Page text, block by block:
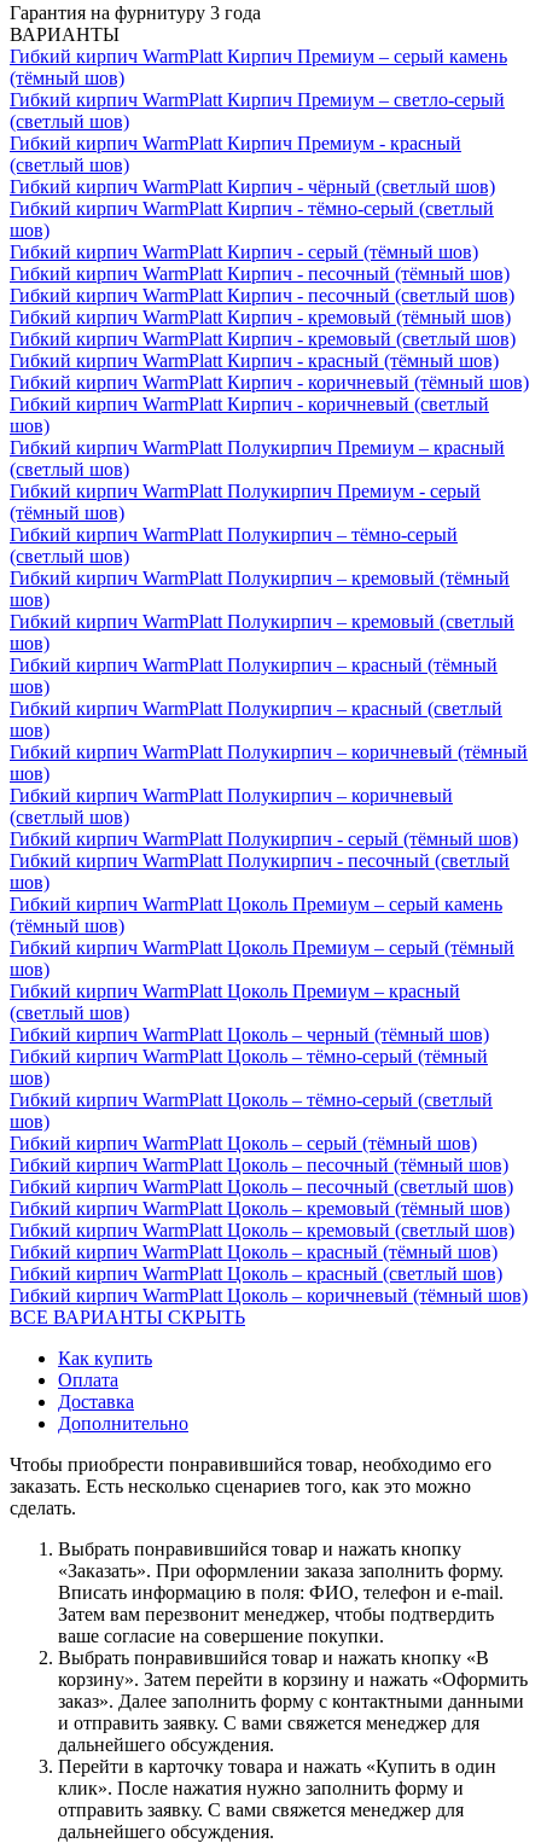
Гарантия на фурнитуру 3 года
ВАРИАНТЫ
Гибкий кирпич WarmPlatt Кирпич Премиум – серый камень
(тёмный шов)
Гибкий кирпич WarmPlatt Кирпич Премиум – светло-серый
(светлый шов)
Гибкий кирпич WarmPlatt Кирпич Премиум - красный
(светлый шов)
Гибкий кирпич WarmPlatt Кирпич - чёрный (светлый шов)
Гибкий кирпич WarmPlatt Кирпич - тёмно-серый (светлый
шов)
Гибкий кирпич WarmPlatt Кирпич - серый (тёмный шов)
Гибкий кирпич WarmPlatt Кирпич - песочный (тёмный шов)
Гибкий кирпич WarmPlatt Кирпич - песочный (светлый шов)
Гибкий кирпич WarmPlatt Кирпич - кремовый (тёмный шов)
Гибкий кирпич WarmPlatt Кирпич - кремовый (светлый шов)
Гибкий кирпич WarmPlatt Кирпич - красный (тёмный шов)
Гибкий кирпич WarmPlatt Кирпич - коричневый (тёмный шов)
Гибкий кирпич WarmPlatt Кирпич - коричневый (светлый
шов)
Гибкий кирпич WarmPlatt Полукирпич Премиум – красный
(светлый шов)
Гибкий кирпич WarmPlatt Полукирпич Премиум - серый
(тёмный шов)
Гибкий кирпич WarmPlatt Полукирпич – тёмно-серый
(светлый шов)
Гибкий кирпич WarmPlatt Полукирпич – кремовый (тёмный
шов)
Гибкий кирпич WarmPlatt Полукирпич – кремовый (светлый
шов)
Гибкий кирпич WarmPlatt Полукирпич – красный (тёмный
шов)
Гибкий кирпич WarmPlatt Полукирпич – красный (светлый
шов)
Гибкий кирпич WarmPlatt Полукирпич – коричневый (тёмный
шов)
Гибкий кирпич WarmPlatt Полукирпич – коричневый
(светлый шов)
Гибкий кирпич WarmPlatt Полукирпич - серый (тёмный шов)
Гибкий кирпич WarmPlatt Полукирпич - песочный (светлый
шов)
Гибкий кирпич WarmPlatt Цоколь Премиум – серый камень
(тёмный шов)
Гибкий кирпич WarmPlatt Цоколь Премиум – серый (тёмный
шов)
Гибкий кирпич WarmPlatt Цоколь Премиум – красный
(светлый шов)
Гибкий кирпич WarmPlatt Цоколь – черный (тёмный шов)
Гибкий кирпич WarmPlatt Цоколь – тёмно-серый (тёмный
шов)
Гибкий кирпич WarmPlatt Цоколь – тёмно-серый (светлый
шов)
Гибкий кирпич WarmPlatt Цоколь – серый (тёмный шов)
Гибкий кирпич WarmPlatt Цоколь – песочный (тёмный шов)
Гибкий кирпич WarmPlatt Цоколь – песочный (светлый шов)
Гибкий кирпич WarmPlatt Цоколь – кремовый (тёмный шов)
Гибкий кирпич WarmPlatt Цоколь – кремовый (светлый шов)
Гибкий кирпич WarmPlatt Цоколь – красный (тёмный шов)
Гибкий кирпич WarmPlatt Цоколь – красный (светлый шов)
Гибкий кирпич WarmPlatt Цоколь – коричневый (тёмный шов)
ВСЕ ВАРИАНТЫ СКРЫТЬ
Как купить
Оплата
Доставка
Дополнительно
Чтобы приобрести понравившийся товар, необходимо его
заказать. Есть несколько сценариев того, как это можно
сделать.
Выбрать понравившийся товар и нажать кнопку
«Заказать». При оформлении заказа заполнить форму.
Вписать информацию в поля: ФИО, телефон и e-mail.
Затем вам перезвонит менеджер, чтобы подтвердить
ваше согласие на совершение покупки.
Выбрать понравившийся товар и нажать кнопку «В
корзину». Затем перейти в корзину и нажать «Оформить
заказ». Далее заполнить форму с контактными данными
и отправить заявку. С вами свяжется менеджер для
дальнейшего обсуждения.
Перейти в карточку товара и нажать «Купить в один
клик». После нажатия нужно заполнить форму и
отправить заявку. С вами свяжется менеджер для
дальнейшего обсуждения.